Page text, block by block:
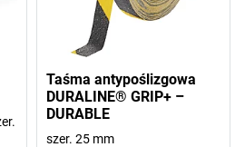
Taśma antypoślizgowa
DURALINE® GRIP+ –
DURABLE
szer. 25 mm